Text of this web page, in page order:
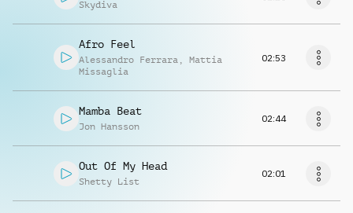
Skydiva
Afro Feel
Alessandro Ferrara , Mattia
Missaglia
02:53
Mamba Beat
Jon Hansson
02:44
Out Of My Head
Shetty List
02:01